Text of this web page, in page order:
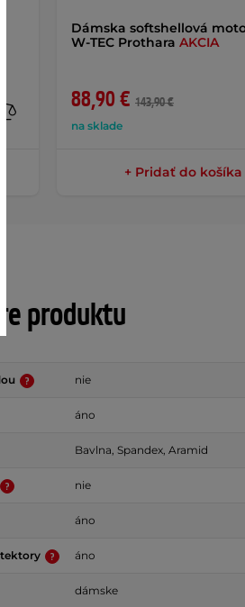
Dámska softshellová
W-TEC Prothara AKCIA
88,90 € 143,90 €
na sklade
+ Pridať do košíka
produktu
nie
áno
Bavlna, Spandex, Aramid
nie
áno
áno
dámske